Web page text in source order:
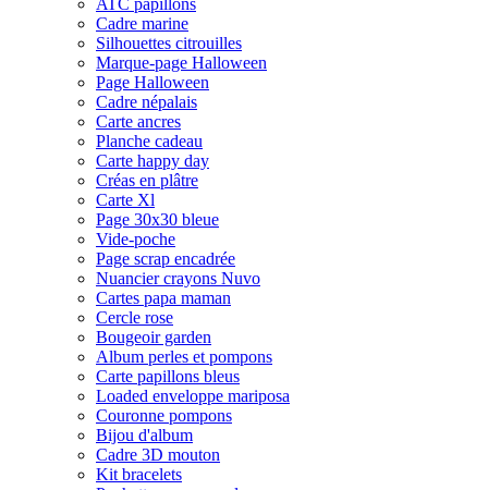
ATC papillons
Cadre marine
Silhouettes citrouilles
Marque-page Halloween
Page Halloween
Cadre népalais
Carte ancres
Planche cadeau
Carte happy day
Créas en plâtre
Carte Xl
Page 30x30 bleue
Vide-poche
Page scrap encadrée
Nuancier crayons Nuvo
Cartes papa maman
Cercle rose
Bougeoir garden
Album perles et pompons
Carte papillons bleus
Loaded enveloppe mariposa
Couronne pompons
Bijou d'album
Cadre 3D mouton
Kit bracelets